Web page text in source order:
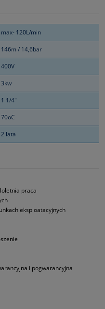
max- 120L/min
146m / 14,6bar
400V
3kw
1 1/4"
70oC
2 lata
praca
eksploatacyjnych
i pogwarancyjna